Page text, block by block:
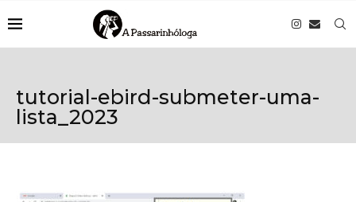
tutorial-ebird-submeter-uma-
lista_2023